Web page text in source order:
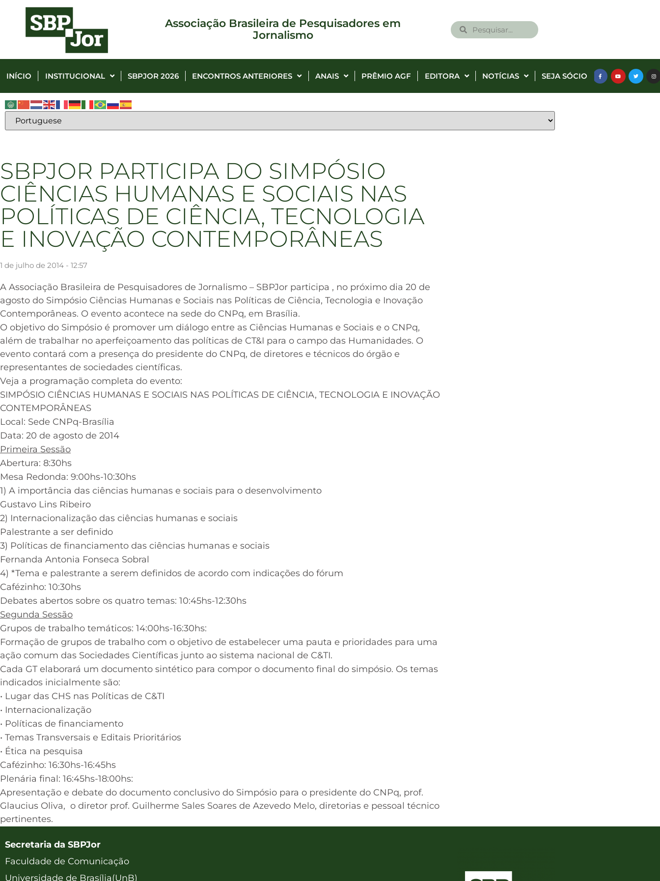
Associação Brasileira de Pesquisadores em
Jornalismo
INÍCIO INSTITUCIONAL SBPJOR 2026 ENCONTROS ANTERIORES ANAIS PRÊMIO AGF EDITORA NOTÍCIAS SEJA SÓCIO
SBPJOR PARTICIPA DO SIMPÓSIO
CIÊNCIAS HUMANAS E SOCIAIS NAS
POLÍTICAS DE CIÊNCIA, TECNOLOGIA
E INOVAÇÃO CONTEMPORÂNEAS
1 de julho de 2014 - 12:57
A Associação Brasileira de Pesquisadores de Jornalismo – SBPJor participa , no próximo dia 20 de
agosto do Simpósio Ciências Humanas e Sociais nas Políticas de Ciência, Tecnologia e Inovação
Contemporâneas. O evento acontece na sede do CNPq, em Brasília.
O objetivo do Simpósio é promover um diálogo entre as Ciências Humanas e Sociais e o CNPq,
além de trabalhar no aperfeiçoamento das políticas de CT&I para o campo das Humanidades. O
evento contará com a presença do presidente do CNPq, de diretores e técnicos do órgão e
representantes de sociedades científicas.
Veja a programação completa do evento:
SIMPÓSIO CIÊNCIAS HUMANAS E SOCIAIS NAS POLÍTICAS DE CIÊNCIA, TECNOLOGIA E INOVAÇÃO
CONTEMPORÂNEAS
Local: Sede CNPq-Brasília
Data: 20 de agosto de 2014
Primeira Sessão
Abertura: 8:30hs
Mesa Redonda: 9:00hs-10:30hs
1) A importância das ciências humanas e sociais para o desenvolvimento
Gustavo Lins Ribeiro
2) Internacionalização das ciências humanas e sociais
Palestrante a ser definido
3) Políticas de financiamento das ciências humanas e sociais
Fernanda Antonia Fonseca Sobral
4) *Tema e palestrante a serem definidos de acordo com indicações do fórum
Cafézinho: 10:30hs
Debates abertos sobre os quatro temas: 10:45hs-12:30hs
Segunda Sessão
Grupos de trabalho temáticos: 14:00hs-16:30hs:
Formação de grupos de trabalho com o objetivo de estabelecer uma pauta e prioridades para uma
ação comum das Sociedades Científicas junto ao sistema nacional de C&TI.
Cada GT elaborará um documento sintético para compor o documento final do simpósio. Os temas
indicados inicialmente são:
• Lugar das CHS nas Políticas de C&TI
• Internacionalização
• Políticas de financiamento
• Temas Transversais e Editais Prioritários
• Ética na pesquisa
Cafézinho: 16:30hs-16:45hs
Plenária final: 16:45hs-18:00hs:
Apresentação e debate do documento conclusivo do Simpósio para o presidente do CNPq, prof.
Glaucius Oliva, o diretor prof. Guilherme Sales Soares de Azevedo Melo, diretorias e pessoal técnico
pertinentes.
Secretaria da SBPJor
Faculdade de Comunicação
Universidade de Brasília(UnB)